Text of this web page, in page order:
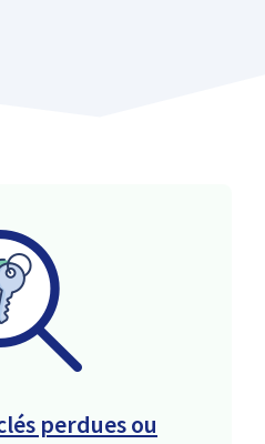
perdues ou